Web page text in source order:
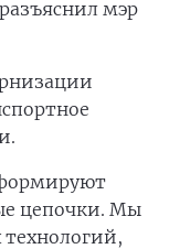
мэр
цепочки. Мы